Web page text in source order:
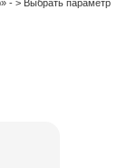
- > Выбрать параметр